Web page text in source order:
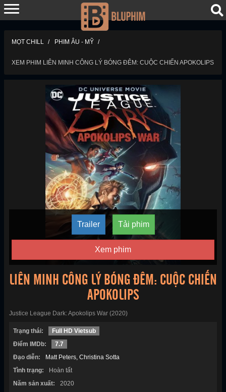
MỌT CHILL PHIM ÂU - MỸ
XEM PHIM LIÊN MINH CÔNG LÝ BÓNG ĐÊM: CUỘC CHIẾN APOKOLIPS
Trailer Tải phim
Xem phim
LIÊN MINH CÔNG LÝ BÓNG ĐÊM: CUỘC CHIẾN
APOKOLIPS
Justice League Dark: Apokolips War (2020)
Trạng thái:
Full HD Vietsub
Điểm IMDb:
7.7
Đạo diễn:
Matt Peters Christina Sotta
Tình trạng:
Hoàn tất
Năm sản xuất:
2020